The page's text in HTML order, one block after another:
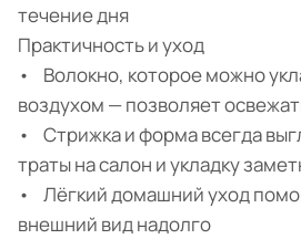
течение дня
Практичность и уход
• Волокно, которое можно
воздухом — позволяет
• Стрижка и форма всегда
траты на салон и укладку
• Лёгкий домашний уход
внешний вид надолго